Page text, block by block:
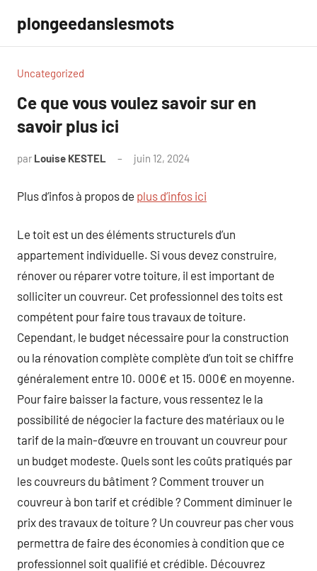
contenu
plongeedanslesmots
Uncategorized
Ce que vous voulez savoir sur en
savoir plus ici
par Louise KESTEL juin 12, 2024
Plus d’infos à propos de plus d’infos ici
Le toit est un des éléments structurels d’un
appartement individuelle. Si vous devez construire,
rénover ou réparer votre toiture, il est important de
solliciter un couvreur. Cet professionnel des toits est
compétent pour faire tous travaux de toiture.
Cependant, le budget nécessaire pour la construction
ou la rénovation complète complète d’un toit se chiffre
généralement entre 10. 000€ et 15. 000€ en moyenne.
Pour faire baisser la facture, vous ressentez le la
possibilité de négocier la facture des matériaux ou le
tarif de la main-d’œuvre en trouvant un couvreur pour
un budget modeste. Quels sont les coûts pratiqués par
les couvreurs du bâtiment ? Comment trouver un
couvreur à bon tarif et crédible ? Comment diminuer le
prix des travaux de toiture ? Un couvreur pas cher vous
permettra de faire des économies à condition que ce
professionnel soit qualifié et crédible. Découvrez